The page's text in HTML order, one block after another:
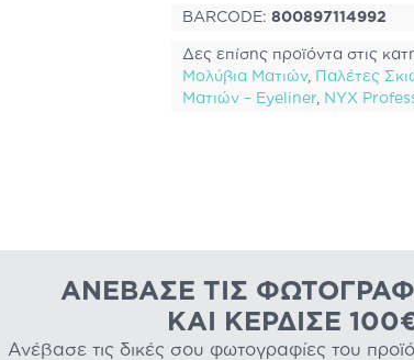
BARCODE: 800897114992
Δες επίσης προϊόντα στις
Μολύβια Ματιών, Παλέτες
Ματιών – Eyeliner, NYX
ΑΝΈΒΑΣΕ ΤΙΣ
ΚΑΙ ΚΈΡΔΙΣΕ
Ανέβασε τις δικές σου φωτογραφίες του